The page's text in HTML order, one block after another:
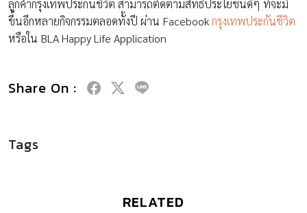
ลูกค้ากรุงเทพประกันชีวิต สามารถติดตามสิทธิประโยชน์ดีๆ ที่จะมี
ขึ้นอีกหลายกิจกรรมตลอดทั้งปี ผ่าน Facebookกรุงเทพประกันชีวิต
หรือใน BLA Happy Life Application
Share On :
Tags
RELATED